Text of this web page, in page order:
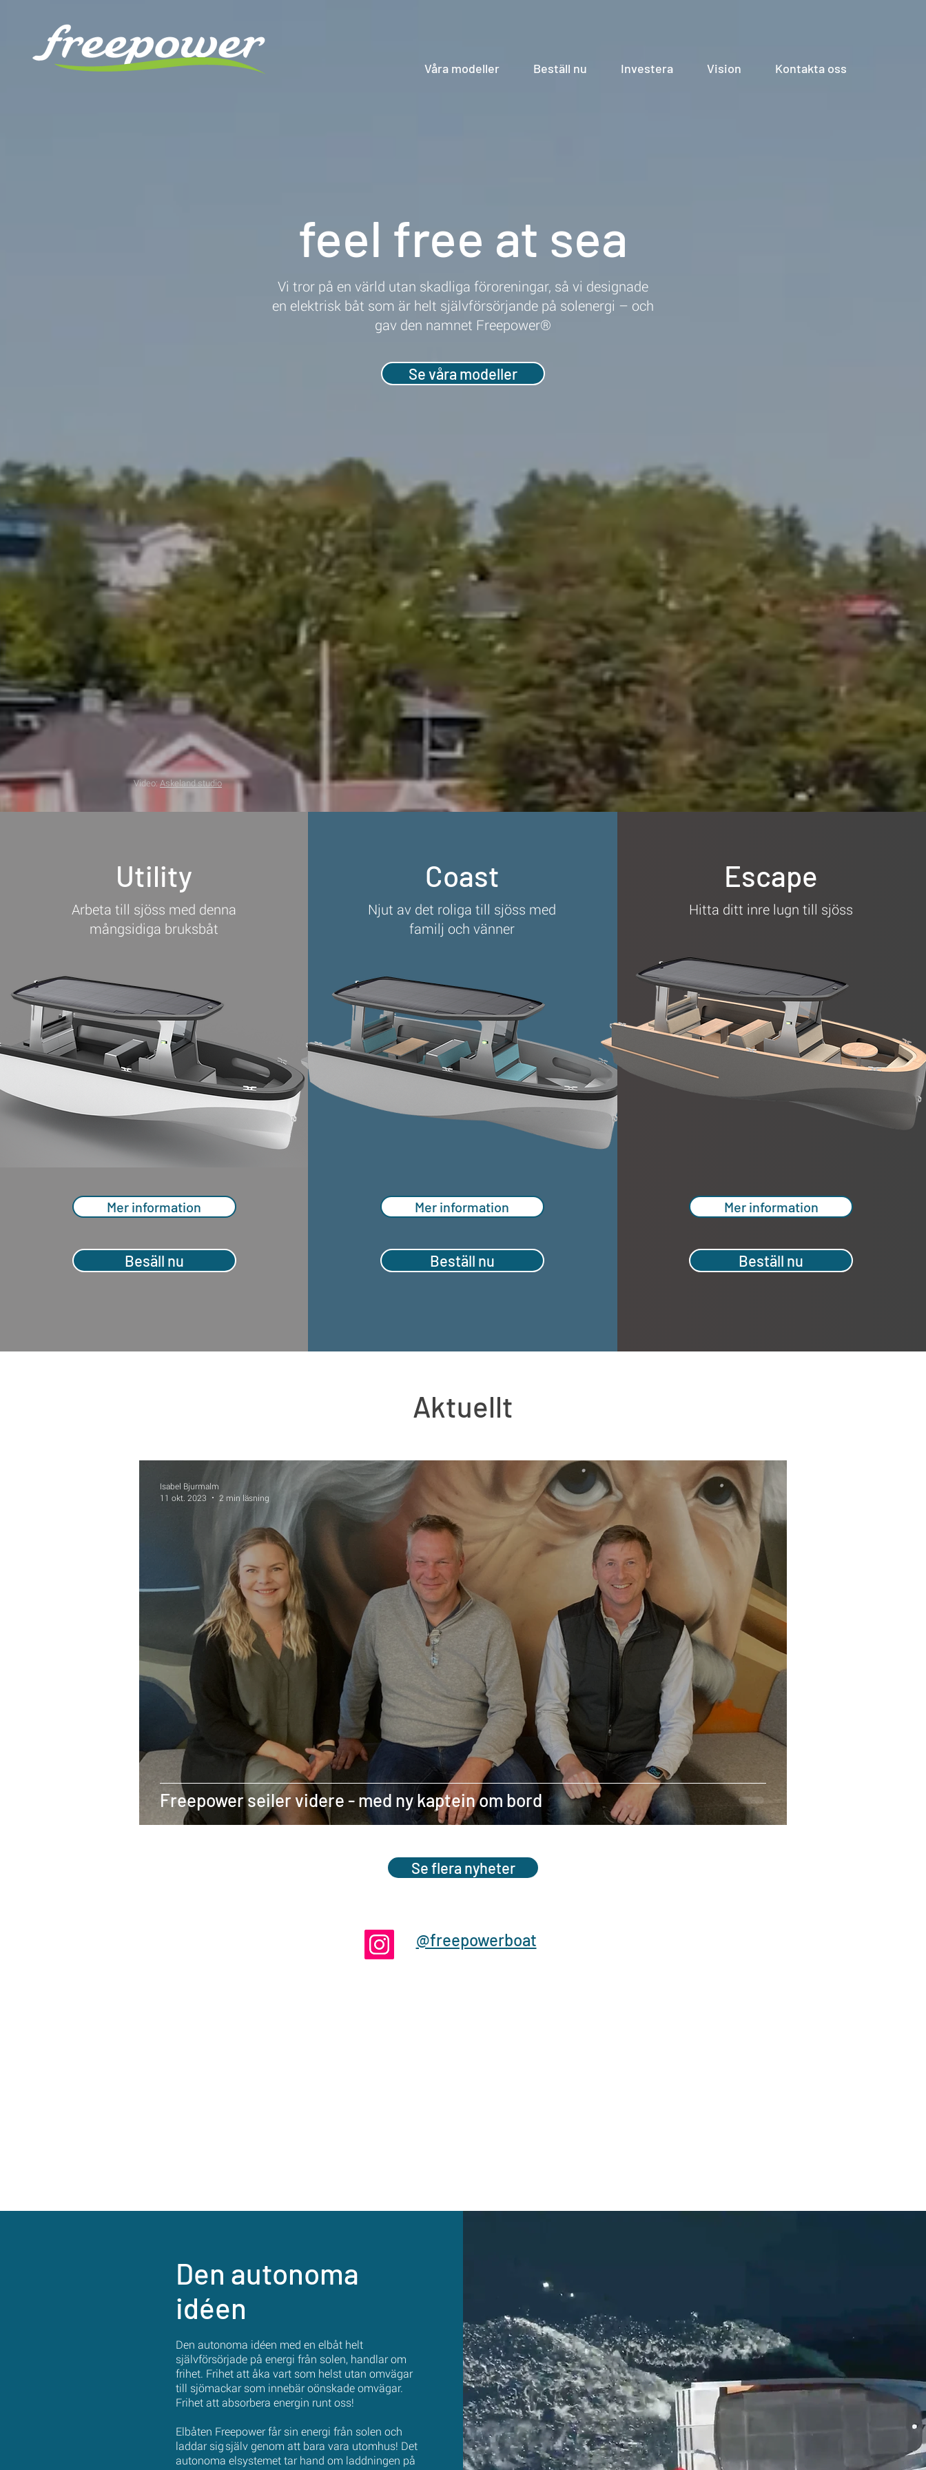
Våra modeller Beställ nu Investera Vision Kontakta oss
feel free at sea
Vi tror på en värld utan skadliga föroreningar, så vi designade
en elektrisk båt som är helt självförsörjande på solenergi – och
gav den namnet Freepower®
Se våra modeller
Video:Askeland studio
Utility
Arbeta till sjöss med denna
mångsidiga bruksbåt
Mer information
Besäll nu
Coast
Njut av det roliga till sjöss med
familj och vänner
Mer information
Beställ nu
Escape
Hitta ditt inre lugn till sjöss
Mer information
Beställ nu
Aktuellt
Freepower seiler videre - med ny kaptein om bord
Isabel Bjurmalm
11 okt. 2023
2 min läsning
Se flera nyheter
@freepowerboat
Den autonoma
idéen
Den autonoma idéen med en elbåt helt
självförsörjade på energi från solen, handlar om
frihet. Frihet att åka vart som helst utan omvägar
till sjömackar som innebär oönskade omvägar.
Frihet att absorbera energin runt oss!
Elbåten Freepower får sin energi från solen och
laddar sig själv genom att bara vara utomhus! Det
autonoma elsystemet tar hand om laddningen på